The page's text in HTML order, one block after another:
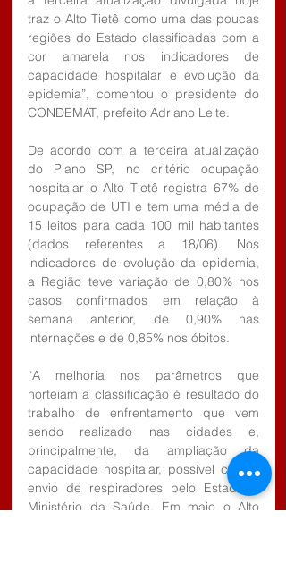
traz o Alto Tietê como uma das poucas
regiões do Estado classificadas com a
cor amarela nos indicadores de
capacidade hospitalar e evolução da
epidemia”, comentou o presidente do
CONDEMAT, prefeito Adriano Leite.
De acordo com a terceira atualização
do Plano SP, no critério ocupação
hospitalar o Alto Tietê registra 67% de
ocupação de UTI e tem uma média de
15 leitos para cada 100 mil habitantes
(dados referentes a 18/06). Nos
indicadores de evolução da epidemia,
a Região teve variação de 0,80% nos
casos confirmados em relação à
semana anterior, de 0,90% nas
internações e de 0,85% nos óbitos.
“A melhoria nos parâmetros que
norteiam a classificação é resultado do
trabalho de enfrentamento que vem
sendo realizado nas cidades e,
principalmente, da ampliação da
capacidade hospitalar, possível com o
envio de respiradores pelo Estado e
Ministério da Saúde. Em maio o Alto